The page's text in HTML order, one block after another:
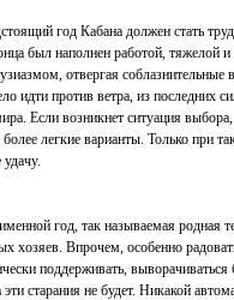
год Кабана должен стать
был наполнен работой, тяжелой
отвергая соблазнительные
идти против ветра, из последних
Если возникнет ситуация выбора,
легкие варианты. Только при
год, так называемая родная
хозяев. Впрочем, особенно
поддерживать, выворачиваться
старания не будет. Никакой